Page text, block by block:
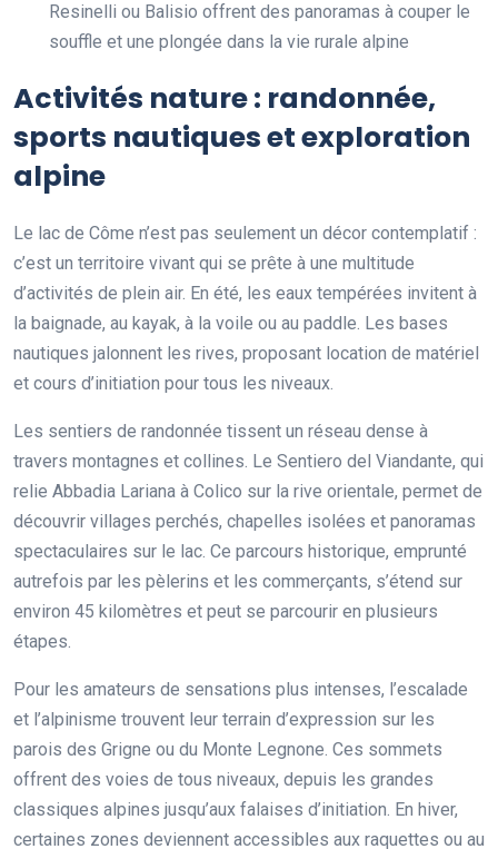
Resinelli ou Balisio offrent des panoramas à couper le
souffle et une plongée dans la vie rurale alpine
Activités nature : randonnée,
sports nautiques et exploration
alpine
Le lac de Côme n’est pas seulement un décor contemplatif :
c’est un territoire vivant qui se prête à une multitude
d’activités de plein air. En été, les eaux tempérées invitent à
la baignade, au kayak, à la voile ou au paddle. Les bases
nautiques jalonnent les rives, proposant location de matériel
et cours d’initiation pour tous les niveaux.
Les sentiers de randonnée tissent un réseau dense à
travers montagnes et collines. Le Sentiero del Viandante, qui
relie Abbadia Lariana à Colico sur la rive orientale, permet de
découvrir villages perchés, chapelles isolées et panoramas
spectaculaires sur le lac. Ce parcours historique, emprunté
autrefois par les pèlerins et les commerçants, s’étend sur
environ 45 kilomètres et peut se parcourir en plusieurs
étapes.
Pour les amateurs de sensations plus intenses, l’escalade
et l’alpinisme trouvent leur terrain d’expression sur les
parois des Grigne ou du Monte Legnone. Ces sommets
offrent des voies de tous niveaux, depuis les grandes
classiques alpines jusqu’aux falaises d’initiation. En hiver,
certaines zones deviennent accessibles aux raquettes ou au